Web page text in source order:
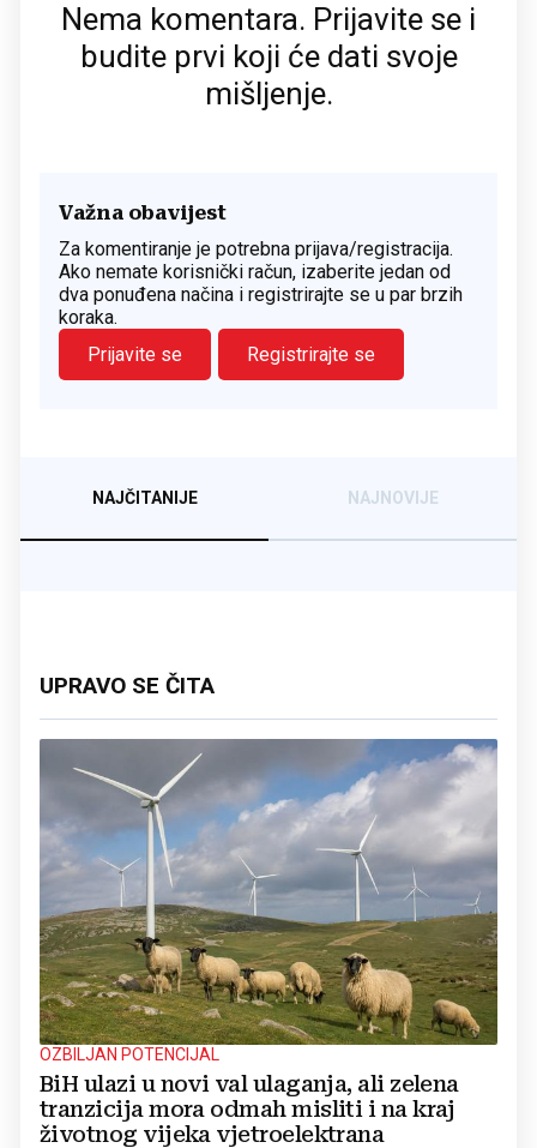
Nema komentara. Prijavite se i
budite prvi koji će dati svoje
mišljenje.
Važna obavijest
Za komentiranje je potrebna prijava/registracija.
Ako nemate korisnički račun, izaberite jedan od
dva ponuđena načina i registrirajte se u par brzih
koraka.
Prijavite se
Registrirajte se
NAJČITANIJE NAJNOVIJE
UPRAVO SE ČITA
OZBILJAN POTENCIJAL
BiH ulazi u novi val ulaganja, ali zelena
tranzicija mora odmah misliti i na kraj
životnog vijeka vjetroelektrana